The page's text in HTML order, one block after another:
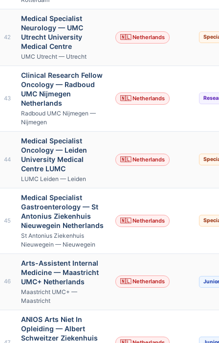
42
Medical Specialist
Neurology — UMC
Utrecht University
Medical Centre
UMC Utrecht — Utrecht
🇳🇱 Netherlands
43
Clinical Research Fellow
Oncology — Radboud
UMC Nijmegen
Netherlands
Radboud UMC Nijmegen —
Nijmegen
🇳🇱 Netherlands
44
Medical Specialist
Oncology — Leiden
University Medical
Centre LUMC
LUMC Leiden — Leiden
🇳🇱 Netherlands
45
Medical Specialist
Gastroenterology — St
Antonius Ziekenhuis
Nieuwegein Netherlands
St Antonius Ziekenhuis
Nieuwegein — Nieuwegein
🇳🇱 Netherlands
46
Arts-Assistent Internal
Medicine — Maastricht
UMC+ Netherlands
Maastricht UMC+ —
Maastricht
🇳🇱 Netherlands Junior
ANIOS Arts Niet In
Opleiding — Albert
Schweitzer Ziekenhuis